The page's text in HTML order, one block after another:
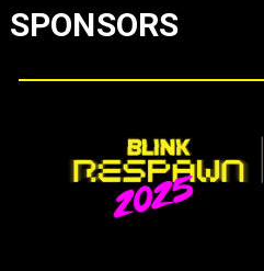
SPONSORS